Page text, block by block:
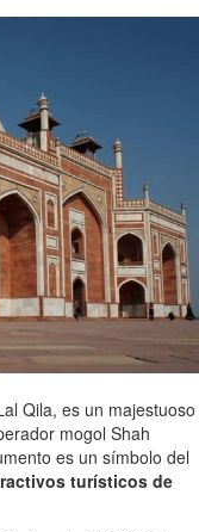
Qila, es un majestuoso
mogol Shah
es un símbolo del
turísticos de